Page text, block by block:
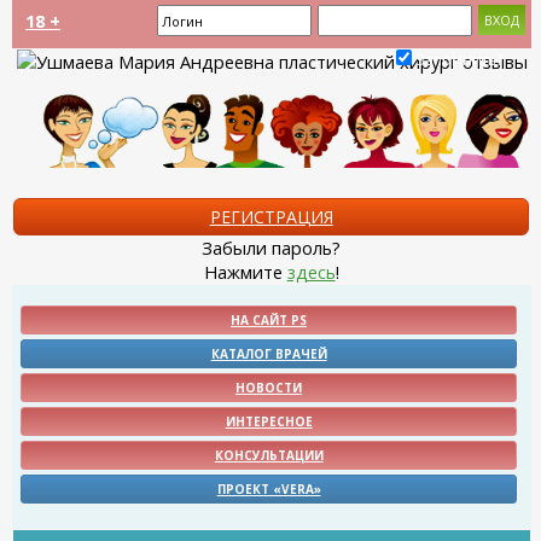
18 +
Запомнить?
РЕГИСТРАЦИЯ
Забыли пароль?
Нажмите здесь!
НА САЙТ PS
КАТАЛОГ ВРАЧЕЙ
НОВОСТИ
ИНТЕРЕСНОЕ
КОНСУЛЬТАЦИИ
ПРОЕКТ «VERA»